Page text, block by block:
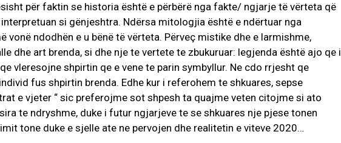
për faktin se historia është e përbërë nga fakte/ ngjarje të vërteta që
si gënjeshtra. Ndërsa mitologjia është e ndërtuar nga
vonë ndodhën e u bënë të vërteta. Përveç mistike dhe e larmishme,
dhe art brenda, si dhe nje te vertete te zbukuruar: legjenda është ajo qe i
vleresojne shpirtin qe e vene te parin symbyllur. Ne cdo rrjesht qe
fus shpirtin brenda. Edhe kur i referohem te shkuares, sepse
e vjeter “ sic preferojme sot shpesh ta quajme veten citojme si ato
te ndryshme, duke i futur ngjarjeve te se shkuares nje pjese tonen
tone duke e sjelle ate ne pervojen dhe realitetin e viteve 2020…